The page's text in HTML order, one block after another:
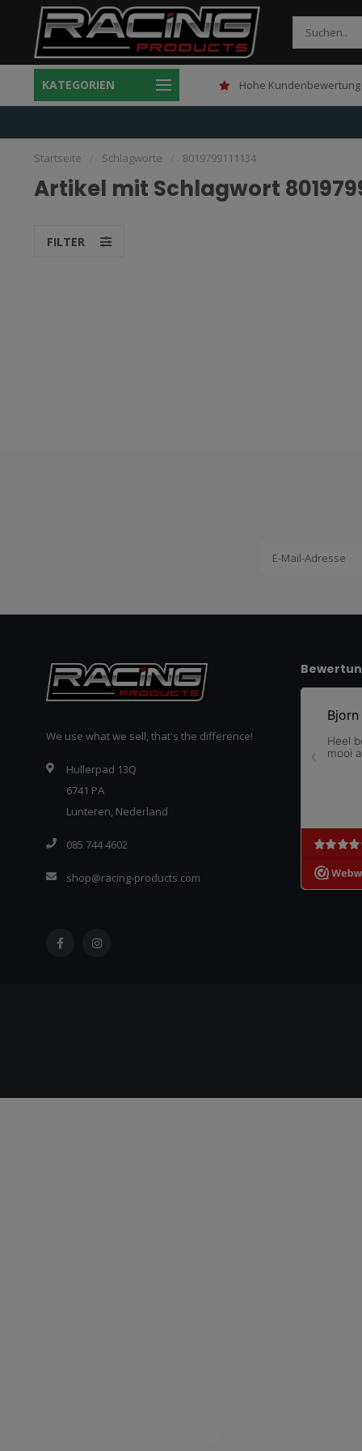
KATEGORIEN
Gratis verzending boven 150,- Hohe Kundenbewertung
Startseite Schlagworte 8019799111134
Artikel mit Schlagwort
FILTER
We use what we sell, that's the difference!
Hullerpad 13Q
6741 PA
Lunteren, Nederland
085 744 4602
shop@racing-products.com